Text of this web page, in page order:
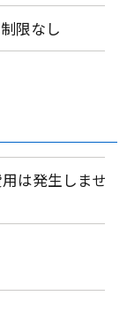
限なし
は発生しません